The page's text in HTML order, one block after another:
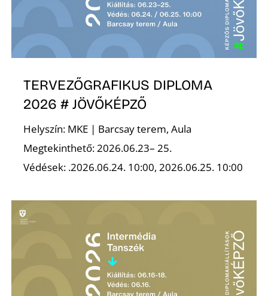
TERVEZŐGRAFIKUS DIPLOMA
2026 # JÖVŐKÉPZŐ
Helyszín: MKE | Barcsay terem, Aula
Megtekinthető: 2026.06.23– 25.
Védések: .2026.06.24. 10:00, 2026.06.25. 10:00